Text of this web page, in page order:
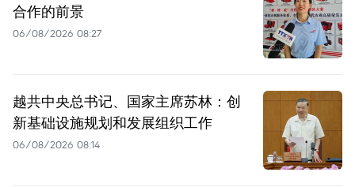
合作的前景
06/08/2026 08:27
越共中央总书记、国家主席苏林：创
新基础设施规划和发展组织工作
06/08/2026 08:14